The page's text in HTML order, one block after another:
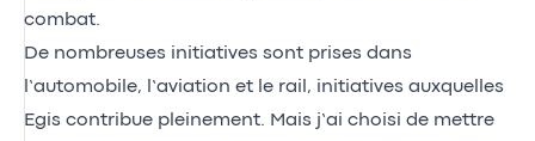
combat.
De nombreuses initiatives sont prises dans
l’automobile, l’aviation et le rail, initiatives auxquelles
Egis contribue pleinement. Mais j’ai choisi de mettre